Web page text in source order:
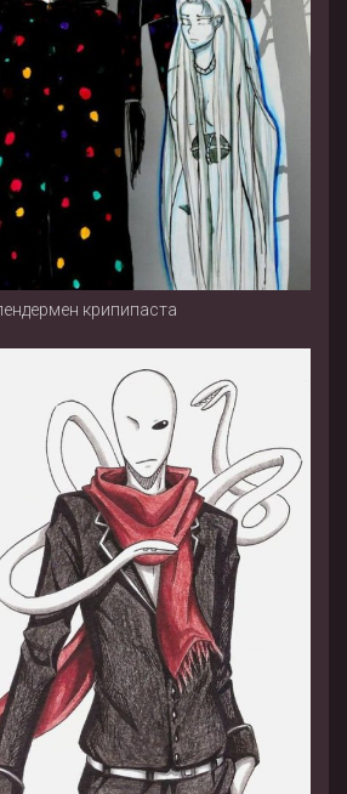
крипипаста